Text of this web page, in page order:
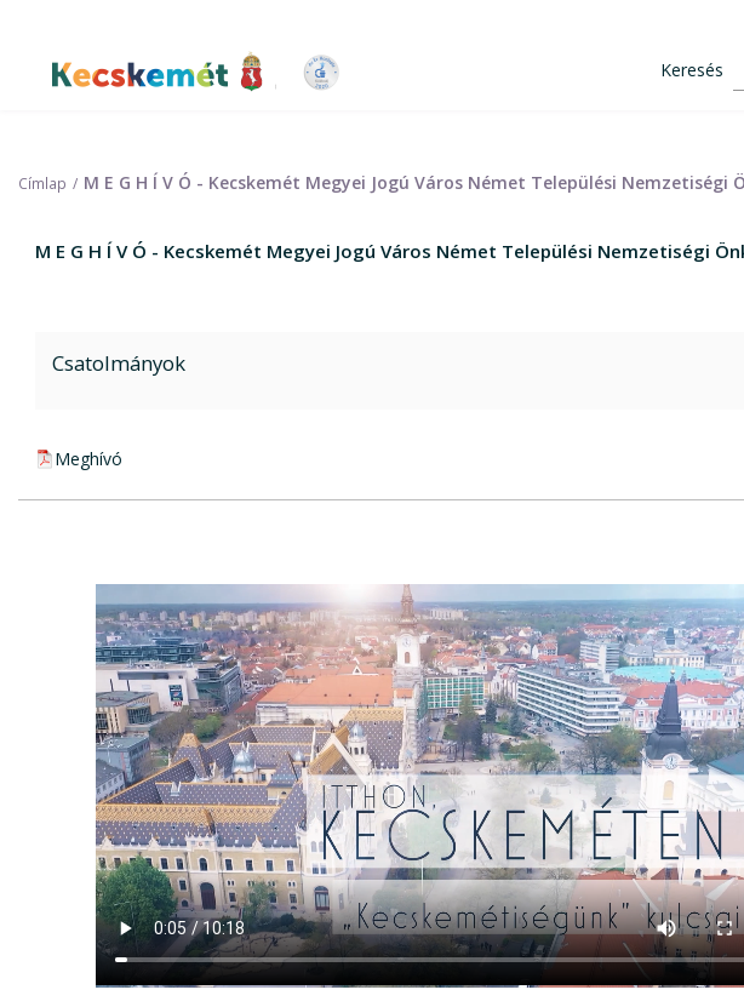
tartalomra
Kecskemét Város Honlapja
Keresés
Címlap M E G H Í V Ó - Kecskemét Megyei Jogú Város Német Települési
M E G H Í V Ó - Kecskemét Megyei Jogú Város Német Települési Nemzetiségi
Csatolmányok
pdf csatolmány:
Meghívó